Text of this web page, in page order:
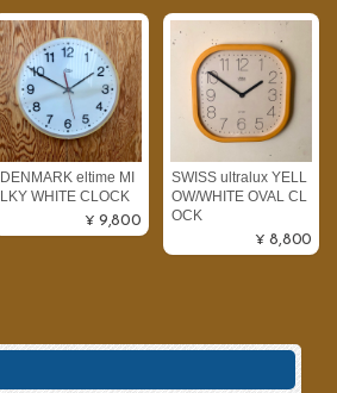
DENMARK eltime MI
LKY WHITE CLOCK
¥9,800
SWISS ultralux YELL
OW/WHITE OVAL CL
OCK
¥8,800